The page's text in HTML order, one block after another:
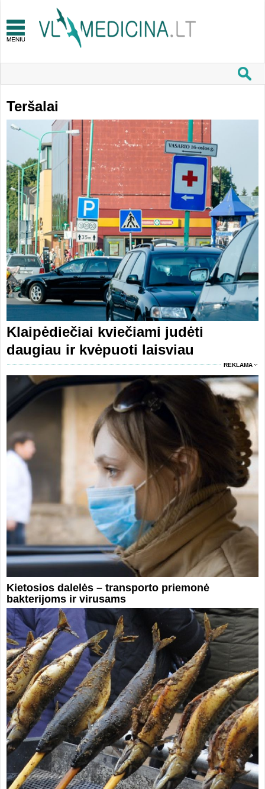
Teršalai
Klaipėdiečiai kviečiami judėti
daugiau ir kvėpuoti laisviau
REKLAMA
Kietosios dalelės – transporto priemonė
bakterijoms ir virusams